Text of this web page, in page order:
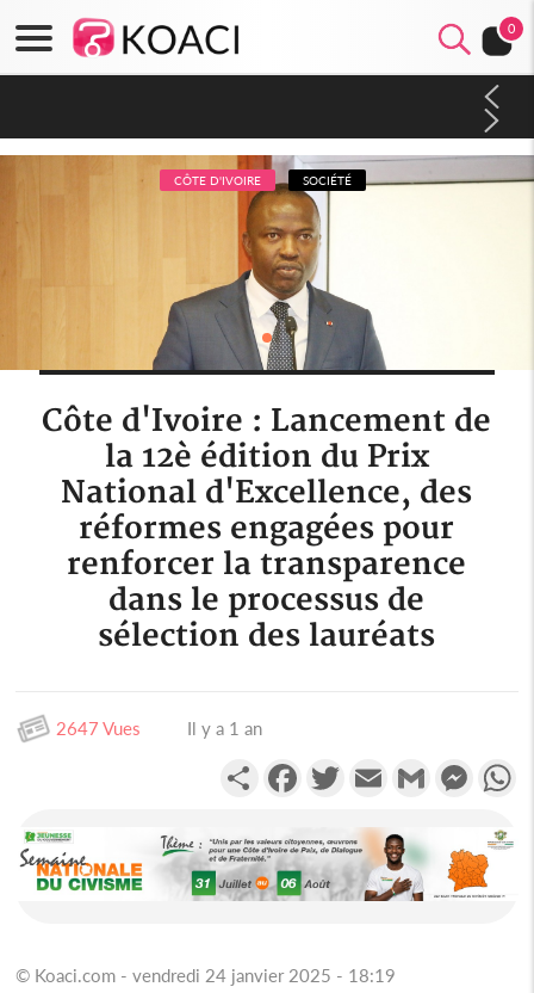
0
arriérés du SMIG 2023
CÔTE D'IVOIRE SOCIÉTÉ
Côte d'Ivoire : Lancement de
la 12è édition du Prix
National d'Excellence, des
réformes engagées pour
renforcer la transparence
dans le processus de
sélection des lauréats
2647 Vues Il y a 1 an
PartagerFacebookTwitterEmail Gmail
© Koaci.com - vendredi 24 janvier 2025 - 18:19